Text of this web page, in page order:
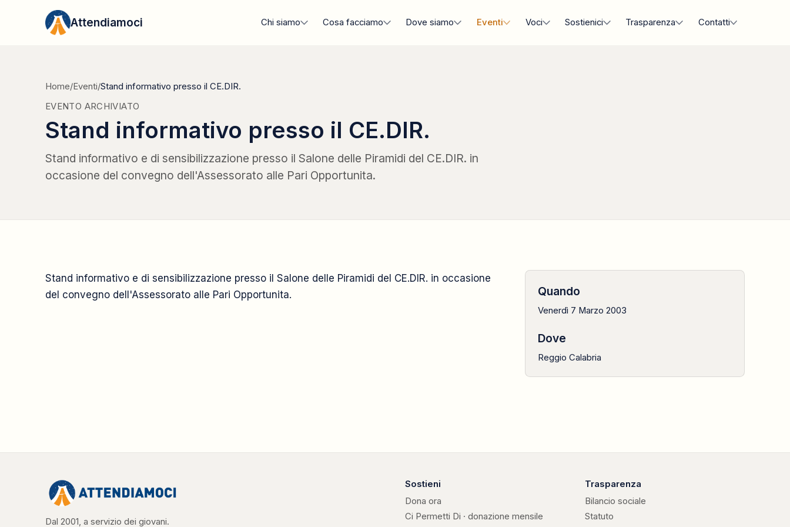
Vai al contenuto
Attendiamoci Chi siamo Cosa facciamo Dove siamo Eventi Voci Sostienici Trasparenza Contatti
Home/Eventi/Stand informativo presso il CE.DIR.
EVENTO ARCHIVIATO
Stand informativo presso il CE.DIR.
Stand informativo e di sensibilizzazione presso il Salone delle Piramidi del CE.DIR. in
occasione del convegno dell'Assessorato alle Pari Opportunita.
2003
Stand informativo e di sensibilizzazione presso il Salone delle Piramidi del CE.DIR. in occasione
del convegno dell'Assessorato alle Pari Opportunita.
Quando
Venerdì 7 Marzo 2003
Dove
Reggio Calabria
Dal 2001, a servizio dei giovani.
Sostieni
Dona ora
Ci Permetti Di · donazione mensile
Trasparenza
Bilancio sociale
Statuto